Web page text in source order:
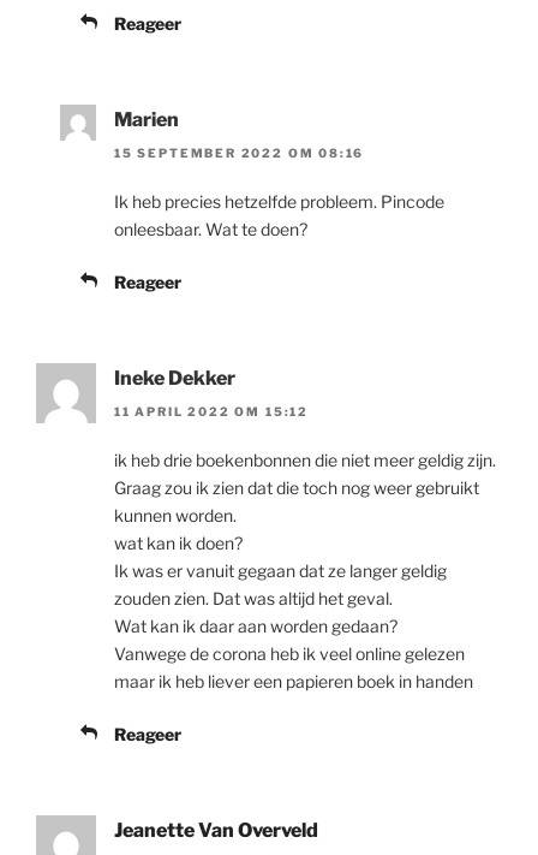
Reageer
Marien
15 SEPTEMBER 2022 OM 08:16
Ik heb precies hetzelfde probleem. Pincode
onleesbaar. Wat te doen?
Reageer
Ineke Dekker
11 APRIL 2022 OM 15:12
ik heb drie boekenbonnen die niet meer geldig zijn.
Graag zou ik zien dat die toch nog weer gebruikt
kunnen worden.
wat kan ik doen?
Ik was er vanuit gegaan dat ze langer geldig
zouden zien. Dat was altijd het geval.
Wat kan ik daar aan worden gedaan?
Vanwege de corona heb ik veel online gelezen
maar ik heb liever een papieren boek in handen
Reageer
Jeanette Van Overveld